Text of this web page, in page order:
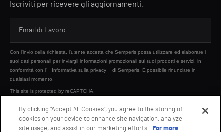
Iscriviti per ricevere gli aggiornamenti.
Con l'invio della richiesta, l'utente accetta che Semperis possa utilizzare ed elaborare i
suoi dati personali per inviargli informazioni promozionali sui suoi prodotti e servizi, in
conformità con l'
Informativa sulla privacy
di Semperis. È possibile rinunciare in
qualsiasi momento.
This site is protected by reCAPTCHA.
INVIA
By clicking “Accept All Cookies”, you agree to the storing of
cookies on your device to enhance site navigation, analyze
site usage, and assist in our marketing efforts.
For more